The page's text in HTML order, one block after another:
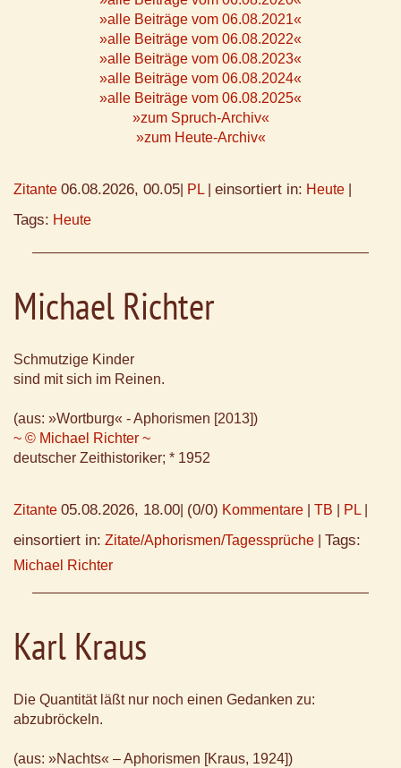
»alle Beiträge vom 06.08.2021«
»alle Beiträge vom 06.08.2022«
»alle Beiträge vom 06.08.2023«
»alle Beiträge vom 06.08.2024«
»alle Beiträge vom 06.08.2025«
»zum Spruch-Archiv«
»zum Heute-Archiv«
Zitante 06.08.2026, 00.05 PL einsortiert in: Heute
Tags: Heute
Michael Richter
Schmutzige Kinder
sind mit sich im Reinen.
(aus: »Wortburg« - Aphorismen [2013])
~ © Michael Richter ~
deutscher Zeithistoriker; * 1952
Zitante 05.08.2026, 18.00 (0/0) Kommentare TB PL
einsortiert in: Zitate/Aphorismen/Tagessprüche Tags:
Michael Richter
Karl Kraus
Die Quantität läßt nur noch einen Gedanken zu:
abzubröckeln.
(aus: »Nachts« – Aphorismen [Kraus, 1924])